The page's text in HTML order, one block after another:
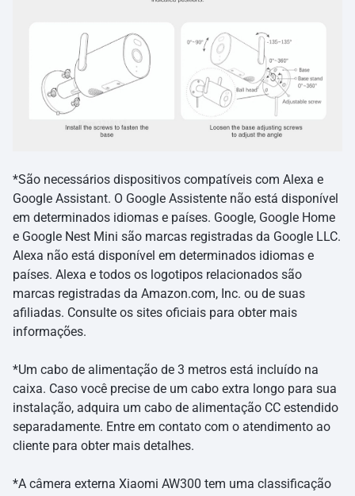
*São necessários dispositivos compatíveis com Alexa e
Google Assistant. O Google Assistente não está disponível
em determinados idiomas e países. Google, Google Home
e Google Nest Mini são marcas registradas da Google LLC.
Alexa não está disponível em determinados idiomas e
países. Alexa e todos os logotipos relacionados são
marcas registradas da Amazon.com, Inc. ou de suas
afiliadas. Consulte os sites oficiais para obter mais
informações.
*Um cabo de alimentação de 3 metros está incluído na
caixa. Caso você precise de um cabo extra longo para sua
instalação, adquira um cabo de alimentação CC estendido
separadamente. Entre em contato com o atendimento ao
cliente para obter mais detalhes.
*A câmera externa Xiaomi AW300 tem uma classificação